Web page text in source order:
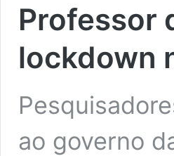
Professor
lockdown
ao governo